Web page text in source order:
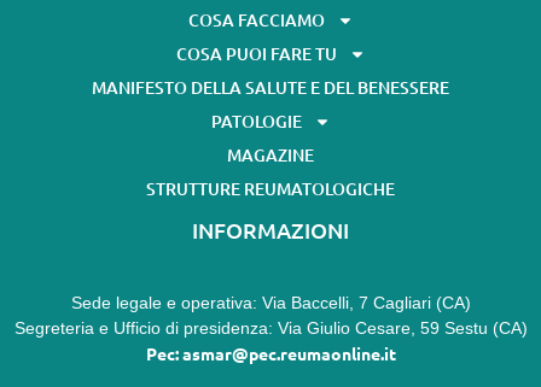
COSA FACCIAMO
COSA PUOI FARE TU
MANIFESTO DELLA SALUTE E DEL BENESSERE
PATOLOGIE
MAGAZINE
STRUTTURE REUMATOLOGICHE
INFORMAZIONI
Sede legale e operativa: Via Baccelli, 7 Cagliari (CA)
Segreteria e Ufficio di presidenza: Via Giulio Cesare, 59 Sestu (CA)
Pec: asmar@pec.reumaonline.it